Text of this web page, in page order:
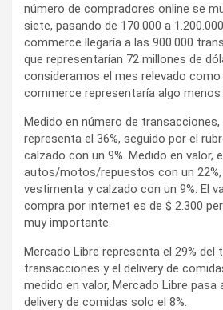
número de compradores online se
siete, pasando de 170.000 a
commerce llegaría a las 900.000
que representarían 72 millones de
consideramos el mes relevado como
commerce representaría algo menos
Medido en número de
representa el 36%, seguido por el
calzado con un 9%. Medido en valor,
autos/motos/repuestos con un
vestimenta y calzado con un 9%. El
compra por internet es de $ 2.300
muy importante.
Mercado Libre representa el 29% del
transacciones y el delivery de
medido en valor, Mercado Libre pasa
delivery de comidas solo el 8%.